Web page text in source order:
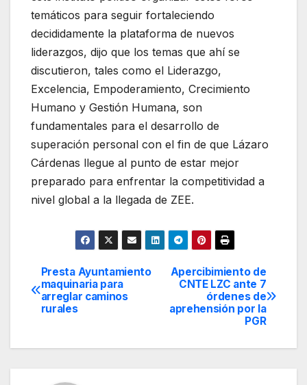
temáticos para seguir fortaleciendo
decididamente la plataforma de nuevos
liderazgos, dijo que los temas que ahí se
discutieron, tales como el Liderazgo,
Excelencia, Empoderamiento, Crecimiento
Humano y Gestión Humana, son
fundamentales para el desarrollo de
superación personal con el fin de que Lázaro
Cárdenas llegue al punto de estar mejor
preparado para enfrentar la competitividad a
nivel global a la llegada de ZEE.
Navegación
de
Apercibimiento de
CNTE LZC ante 7
órdenes de
aprehensión por la
PGR
Presta Ayuntamiento
maquinaria para
arreglar caminos
rurales